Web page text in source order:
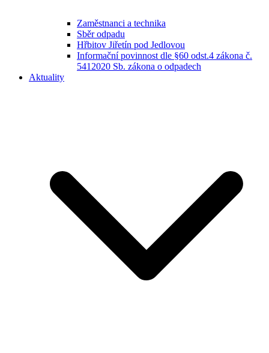
Zaměstnanci a technika
Sběr odpadu
Hřbitov Jiřetín pod Jedlovou
Informační povinnost dle §60 odst.4 zákona č.
5412020 Sb. zákona o odpadech
Aktuality